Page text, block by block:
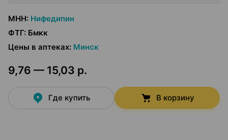
МНН: Нифедипин
ФТГ: Бмкк
Цены в аптеках: Минск
9,76 — 15,03 р.
Где купить В корзину